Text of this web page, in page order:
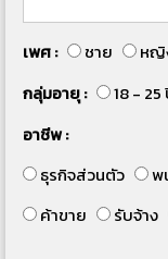
เพศ : ชาย หญิ
กลุ่มอายุ :
18 - 25
อาชีพ :
ธุรกิจส่วนตัว
พ
ค้าขาย
รับจ้าง